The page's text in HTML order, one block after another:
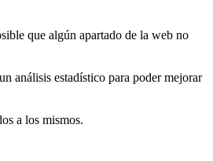
que algún apartado de la web no
análisis estadístico para poder mejorar
a los mismos.